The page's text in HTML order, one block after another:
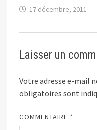
17 décembre, 2011
Laisser un
Votre adresse e-mail
obligatoires sont
COMMENTAIRE *